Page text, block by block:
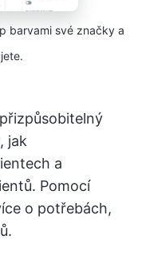
barvami své značky a
jak
a
Pomocí
o potřebách,